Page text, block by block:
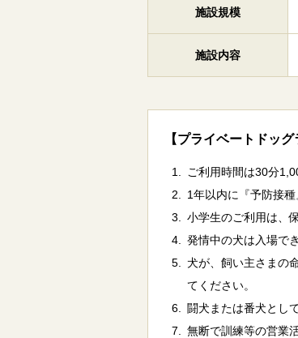
施設規模
施設内容
【プライベートドッグ
ご利用時間は30分
1年以内に『予防接
小学生のご利用は、
発情中の犬は入場で
犬が、飼い主さまの
てください。
闘犬または番犬とし
無断で訓練等の営業